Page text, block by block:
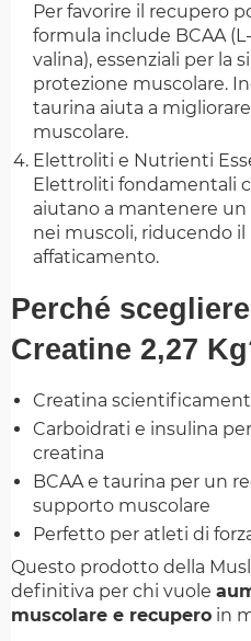
Per favorire il recupero
formula include BCAA
valina), essenziali per la
protezione muscolare.
taurina aiuta a
muscolare.
Elettroliti e Nutrienti
Elettroliti fondamentali
aiutano a mantenere
nei muscoli, riducendo il
affaticamento.
Perché
Creatine 2,27
Creatina
Carboidrati e insulina
creatina
BCAA e taurina per un
supporto muscolare
Perfetto per atleti di
Questo prodotto della
definitiva per chi vuole
muscolare e recupero in